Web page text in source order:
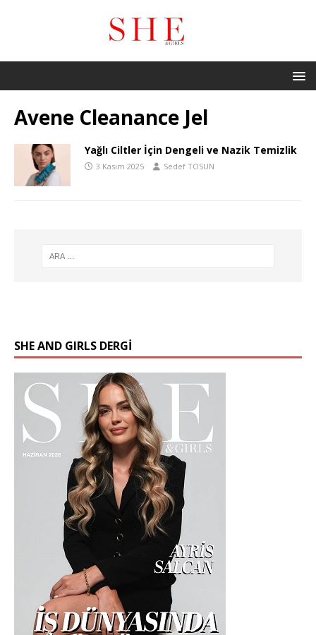
Avene Cleanance Jel
Yağlı Ciltler İçin Dengeli ve Nazik Temizlik
3 Kasım 2025 Sedef TOSUN
SHE AND GIRLS DERGİ